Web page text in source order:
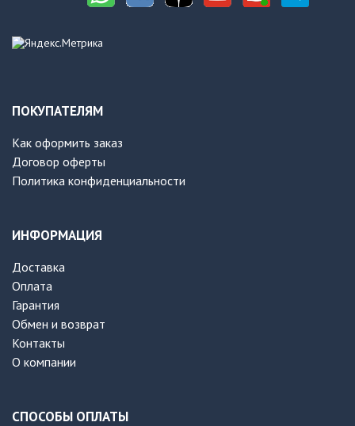
ПОКУПАТЕЛЯМ
Как оформить заказ
Договор оферты
Политика конфиденциальности
ИНФОРМАЦИЯ
Доставка
Оплата
Гарантия
Обмен и возврат
Контакты
О компании
СПОСОБЫ ОПЛАТЫ